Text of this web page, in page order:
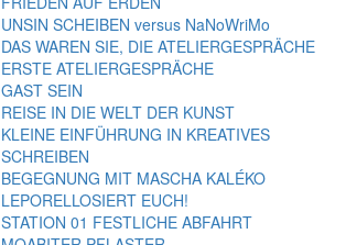
UNSIN SCHEIBEN versus NaNoWriMo
DAS WAREN SIE, DIE ATELIERGESPRÄCHE
ERSTE ATELIERGESPRÄCHE
GAST SEIN
REISE IN DIE WELT DER KUNST
KLEINE EINFÜHRUNG IN KREATIVES
SCHREIBEN
BEGEGNUNG MIT MASCHA KALÉKO
LEPORELLOSIERT EUCH!
STATION 01 FESTLICHE ABFAHRT